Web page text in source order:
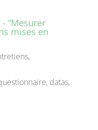
“Mesurer
mises en
datas,